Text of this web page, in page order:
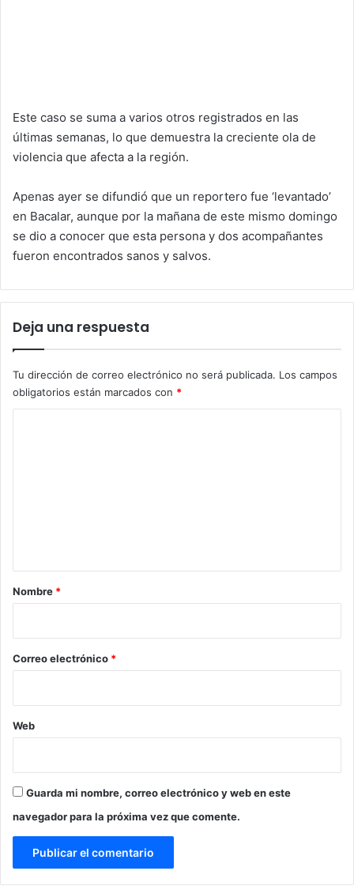
Este caso se suma a varios otros registrados en las
últimas semanas, lo que demuestra la creciente ola de
violencia que afecta a la región.
Apenas ayer se difundió que un reportero fue ‘levantado’
en Bacalar, aunque por la mañana de este mismo domingo
se dio a conocer que esta persona y dos acompañantes
fueron encontrados sanos y salvos.
Deja una respuesta
Tu dirección de correo electrónico no será publicada. Los campos
obligatorios están marcados con *
r
*
Nombre *
Correo electrónico *
Web
Guarda mi nombre, correo electrónico y web en este
navegador para la próxima vez que comente.